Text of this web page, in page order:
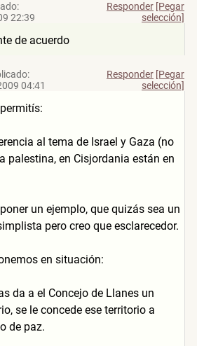
22:39
Responder [Pegar
selección]
de acuerdo
04:41
Responder [Pegar
selección]
al tema de Israel y Gaza (no
palestina, en Cisjordania están en
un ejemplo, que quizás sea un
pero creo que esclarecedor.
en situación:
da a el Concejo de Llanes un
se le concede ese territorio a
de paz.